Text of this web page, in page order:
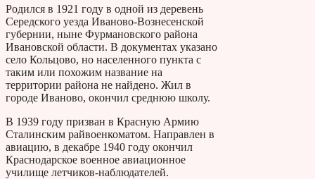
Родился в 1921 году в одной из деревень
Середского уезда Иваново-Вознесенской
губернии, ныне Фурмановского района
Ивановской области. В документах указано
село Кольцово, но населенного пункта с
таким или похожим название на
территории района не найдено. Жил в
городе Иваново, окончил среднюю школу.
В 1939 году призван в Красную Армию
Сталинским райвоенкоматом. Направлен в
авиацию, в декабре 1940 году окончил
Краснодарское военное авиационное
училище летчиков-наблюдателей.